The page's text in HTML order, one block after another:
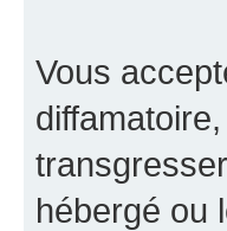
Vous
hébergé ou